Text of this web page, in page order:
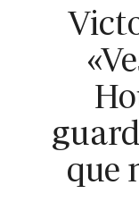
que